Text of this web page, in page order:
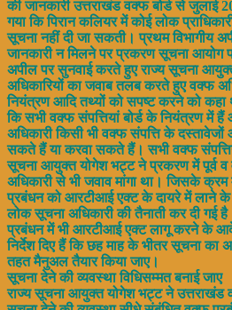
की जानकारी उत्तराखंड वक्फ बोर्ड से जुलाई
गया कि पिरान कलियर में कोई लोक
सूचना नहीं दी जा सकती। प्रथम विभागीय
जानकारी न मिलने पर प्रकरण सूचना आयोग
अपील पर सुनवाई करते हुए राज्य सूचना
अधिकारियों का जवाब तलब करते हुए वक्फ
नियंत्रण आदि तथ्यों को सपष्ट करने को
कि सभी वक्फ संपत्तियां बोर्ड के नियंत्रण में हैं
अधिकारी किसी भी वक्फ संपत्ति के दस्तावेजों
सकते हैं या करवा सकते हैं। सभी वक्फ
सूचना आयुक्त योगेश भट्ट ने प्रकरण में पूर्व व
अधिकारी से भी जवाव मांगा था। जिसके क्रम
प्रबंधन को आरटीआई एक्ट के दायरे में लाने
लोक सूचना अधिकारी की तैनाती कर दी गई
प्रबंधन में भी आरटीआई एक्ट लागू करने के
निर्देश दिए हैं कि छह माह के भीतर सूचना का
तहत मैनुअल तैयार किया जाए।
सूचना देने की व्यवस्था विधिसम्मत बनाई जाए
राज्य सूचना आयुक्त योगेश भट्ट ने उत्तराखंड